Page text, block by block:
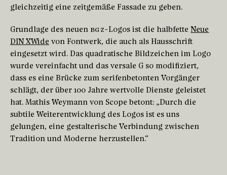
gleichzeitig eine zeitgemäße Fassade zu geben.
Grundlage des neuen BGZ-Logos ist die halbfetteNeue
DIN XWide von Fontwerk, die auch als Hausschrift
eingesetzt wird. Das quadratische Bildzeichen im Logo
wurde vereinfacht und das versale G so modifiziert,
dass es eine Brücke zum serifenbetonten Vorgänger
schlägt, der über 100 Jahre wertvolle Dienste geleistet
hat. Mathis Weymann von Scope betont: „Durch die
subtile Weiterentwicklung des Logos ist es uns
gelungen, eine gestalterische Verbindung zwischen
Tradition und Moderne herzustellen.“